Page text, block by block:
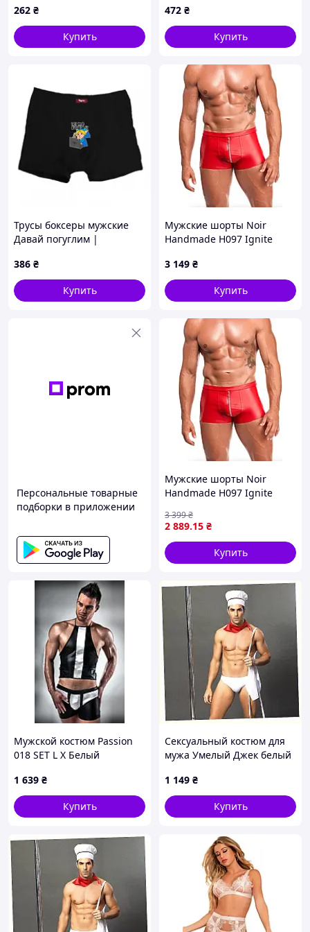
262 ₴
Купить
472 ₴
Купить
Трусы боксеры мужские
Давай погуглим |
технологического мема
386 ₴
Купить
Мужские шорты Noir
Handmade H097 Ignite
3 149 ₴
Купить
Персональные товарные
подборки в приложении
Мужские шорты Noir
Handmade H097 Ignite
2 889.15 ₴
3 399₴
Купить
Мужской костюм Passion
018 SET L X Белый
1 639 ₴
Купить
Сексуальный костюм для
мужа Умелый Джек белый
1 149 ₴
Купить